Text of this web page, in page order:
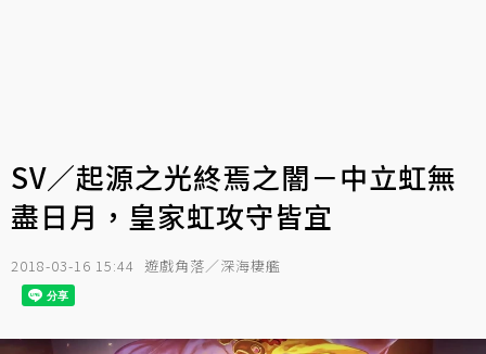
SV／起源之光終焉之闇－中立虹無
盡日月，皇家虹攻守皆宜
2018-03-16 15:44 遊戲角落／深海棲艦